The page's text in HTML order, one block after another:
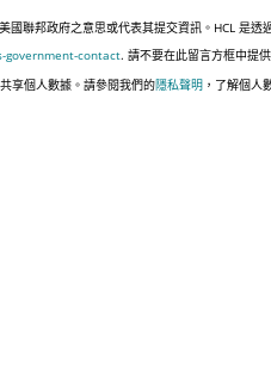
聯邦政府之意思或代表其提交資訊。HCL 是透
contact. 請不要在此留言方框中提
享個人數據。請參閱我們的隱私聲明 ，了解個人